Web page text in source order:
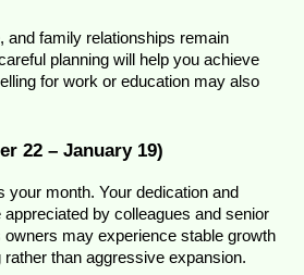
and family relationships remain
planning will help you achieve
for work or education may also
22 – January 19)
your month. Your dedication and
by colleagues and senior
may experience stable growth
than aggressive expansion.